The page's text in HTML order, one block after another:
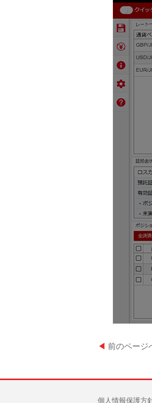
◀ 前のページ
個人情報保護方